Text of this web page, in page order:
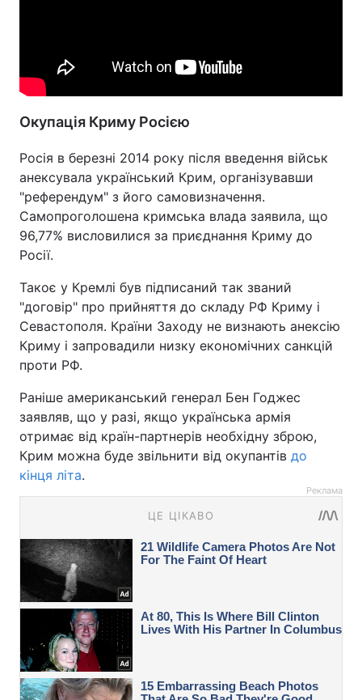
Окупація Криму Росією
Росія в березні 2014 року після введення військ
анексувала український Крим, організувавши
"референдум" з його самовизначення.
Самопроголошена кримська влада заявила, що
96,77% висловилися за приєднання Криму до
Росії.
Такоє у Кремлі був підписаний так званий
"договір" про прийняття до складу РФ Криму і
Севастополя. Країни Заходу не визнають анексію
Криму і запровадили низку економічних санкцій
проти РФ.
Раніше американський генерал Бен Годжес
заявляв, що у разі, якщо українська армія
отримає від країн-партнерів необхідну зброю,
Крим можна буде звільнити від окупантів до
кінця літа.
Реклама